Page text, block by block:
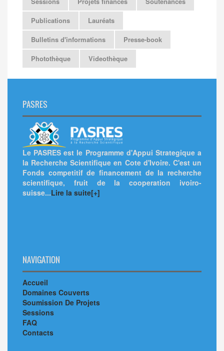
Publications
Lauréats
Bulletins d'informations
Presse-book
Photothèque
Videothèque
PASRES
Le PASRES est le Programme d'Appui Strategique a
la Recherche Scientifique en Cote d'Ivoire. C'est un
Fonds competitif de financement de la recherche
scientifique, fruit de la cooperation ivoiro-
suisse...Lire la suite[+]
NAVIGATION
Accueil
Domaines Couverts
Soumission De Projets
Sessions
FAQ
Contacts